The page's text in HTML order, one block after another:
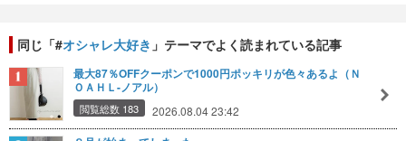
同じ「#オシャレ大好き 」テーマでよく読まれている記事
最大87％OFFクーポンで1000円ポッキリが色々あるよ（Ｎ
ＯＡＨＬ-ノアル）
閲覧総数 183 2026.08.04 23:42